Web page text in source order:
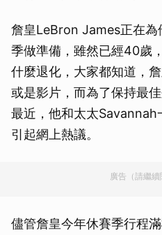
詹皇LeBron James正在
季做準備，雖然已經40歲
什麼退化，大家都知道，
或是影片，而為了保持最
最近，他和太太Savannah
引起網上熱議。
廣告（請繼續
儘管詹皇今年休賽季行程